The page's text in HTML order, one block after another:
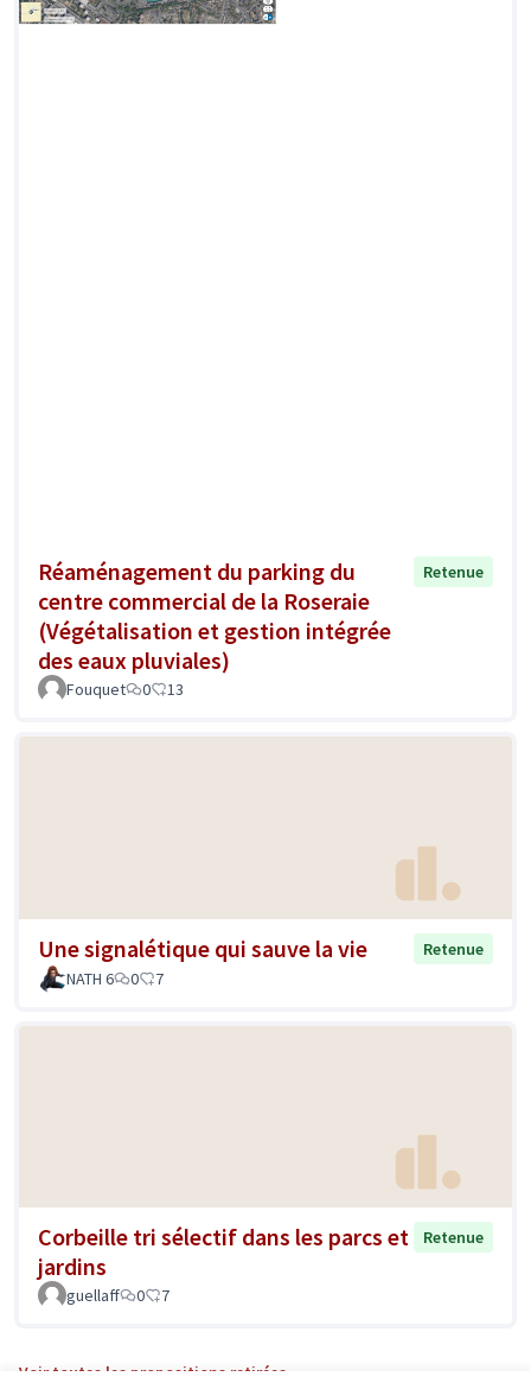
Réaménagement du parking du
centre commercial de la Roseraie
(Végétalisation et gestion intégrée
des eaux pluviales)
Retenue
Fouquet 0 13
Une signalétique qui sauve la vie
Retenue
NATH 6
0 7
Corbeille tri sélectif dans les parcs et
jardins
Retenue
guellaff 0 7
Voir toutes les propositions retirées